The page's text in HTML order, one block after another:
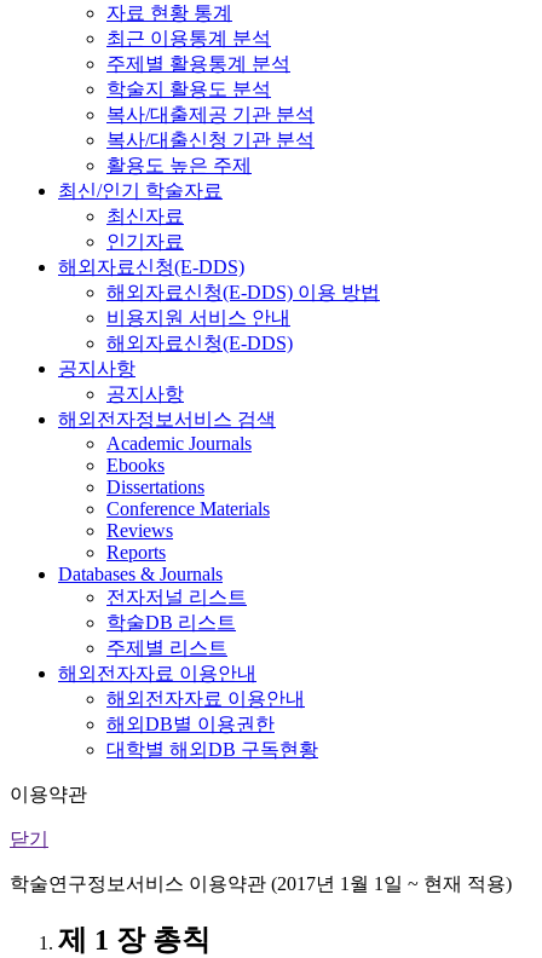
자료 현황 통계
최근 이용통계 분석
주제별 활용통계 분석
학술지 활용도 분석
복사/대출제공 기관 분석
복사/대출신청 기관 분석
활용도 높은 주제
최신/인기 학술자료
최신자료
인기자료
해외자료신청(E-DDS)
해외자료신청(E-DDS) 이용 방법
비용지원 서비스 안내
해외자료신청(E-DDS)
공지사항
공지사항
해외전자정보서비스 검색
Academic Journals
Ebooks
Dissertations
Conference Materials
Reviews
Reports
Databases & Journals
전자저널 리스트
학술DB 리스트
주제별 리스트
해외전자자료 이용안내
해외전자자료 이용안내
해외DB별 이용권한
대학별 해외DB 구독현황
이용약관
닫기
학술연구정보서비스 이용약관 (2017년 1월 1일 ~ 현재 적용)
제 1 장 총칙